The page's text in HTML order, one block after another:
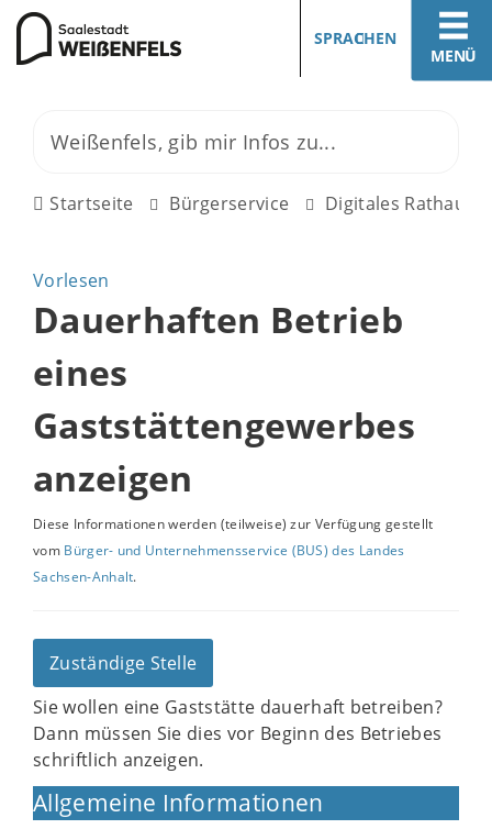
MENÜ
SPRACHEN
Startseite Bürgerservice Digitales Rathaus
Vorlesen
Dauerhaften Betrieb
eines
Gaststättengewerbes
anzeigen
Diese Informationen werden (teilweise) zur Verfügung gestellt
vom Bürger- und Unternehmensservice (BUS) des Landes
Sachsen-Anhalt.
Zuständige Stelle
Sie wollen eine Gaststätte dauerhaft betreiben?
Dann müssen Sie dies vor Beginn des Betriebes
schriftlich anzeigen.
Allgemeine Informationen